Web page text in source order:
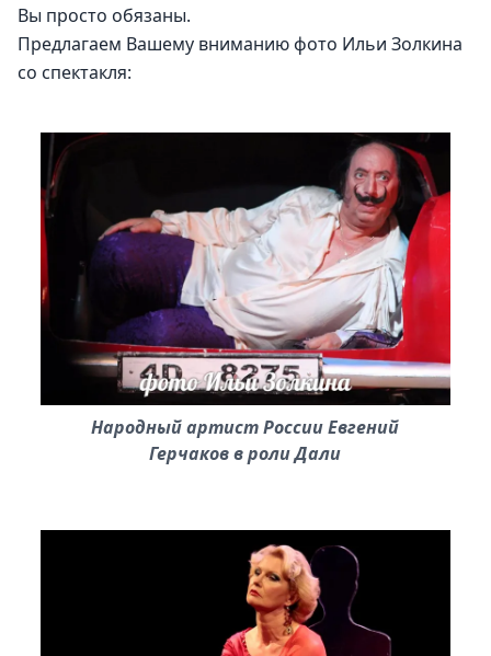
Вы просто обязаны.
Предлагаем Вашему вниманию фото Ильи Золкина
со спектакля:
Народный артист России Евгений
Герчаков в роли Дали